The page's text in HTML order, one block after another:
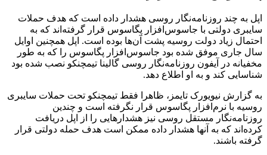
اپل به چند روزنامه‌نگار روسی هشدار داده است که هدف حملات
سایبری دولتی با جاسوس‌افزار پگاسوس قرار گرفته‌اند که به
احتمال زیاد دولت روسیه پشت آن‌ها بوده است. اپل همچنین اوایل
سال جاری موفق شده بود جاسوس‌افزار پگاسوس را که به طور
مخفیانه در آیفون روزنامه‌نگار روسی گالینا تیمچنکو نصب شده بود
شناسایی کند و به او اطلاع دهد.
به گزارش نیویورک تایمز، ظاهرا فقط تیمچنکو تحت حملات سایبری
روسیه با نرم‌افزار پگاسوس قرار نگرفته است و چندین
روزنامه‌نگار مستقل روسی نیز هشدارهایی را از اپل دریافت
کرده‌اند که به آنها هشدار داده‌ ممکن است هدف حمله دولتی قرار
گرفته باشند.